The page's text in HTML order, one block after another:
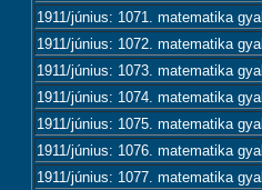
1911/június: 1071. matematika
1911/június: 1072. matematika
1911/június: 1073. matematika
1911/június: 1074. matematika
1911/június: 1075. matematika
1911/június: 1076. matematika
1911/június: 1077. matematika